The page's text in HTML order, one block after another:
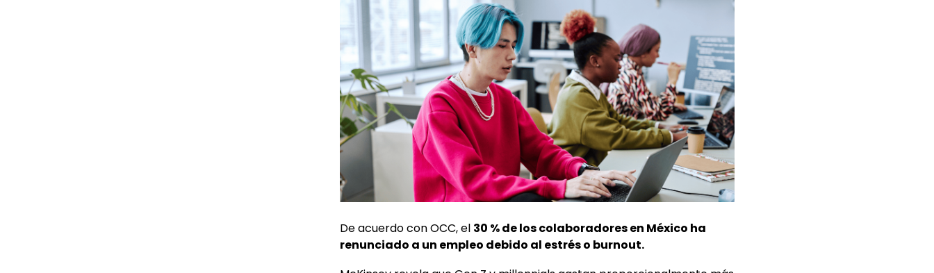
De acuerdo con OCC, el 30 % de los colaboradores en México ha
renunciado a un empleo debido al estrés o burnout.